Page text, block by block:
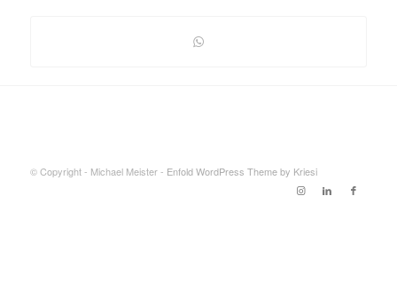
© Copyright - Michael Meister - Enfold WordPress Theme by Kriesi